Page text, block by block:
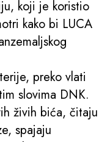
koji je koristio
kako bi LUCA
preko vlati
slovima DNK.
živih bića, čitaju
spajaju